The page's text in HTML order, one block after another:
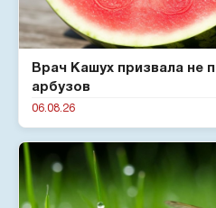
Врач Кашух призвала не
арбузов
06.08.26